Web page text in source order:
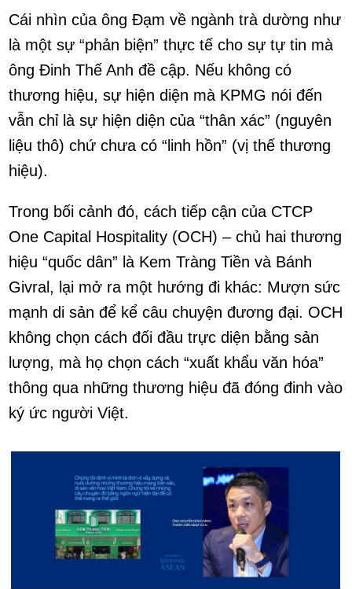
Cái nhìn của ông Đạm về ngành trà dường như
là một sự “phản biện” thực tế cho sự tự tin mà
ông Đinh Thế Anh đề cập. Nếu không có
thương hiệu, sự hiện diện mà KPMG nói đến
vẫn chỉ là sự hiện diện của “thân xác” (nguyên
liệu thô) chứ chưa có “linh hồn” (vị thế thương
hiệu).
Trong bối cảnh đó, cách tiếp cận của CTCP
One Capital Hospitality (OCH) – chủ hai thương
hiệu “quốc dân” là Kem Tràng Tiền và Bánh
Givral, lại mở ra một hướng đi khác: Mượn sức
mạnh di sản để kể câu chuyện đương đại. OCH
không chọn cách đối đầu trực diện bằng sản
lượng, mà họ chọn cách “xuất khẩu văn hóa”
thông qua những thương hiệu đã đóng đinh vào
ký ức người Việt.